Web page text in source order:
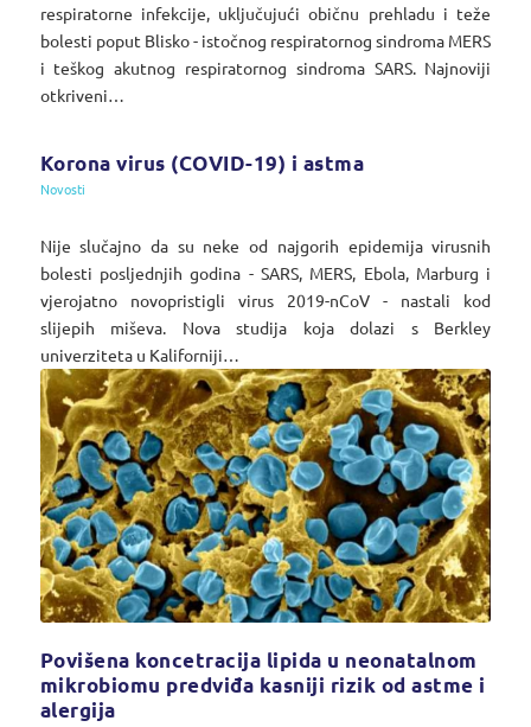
respiratorne infekcije, uključujući običnu prehladu i teže
bolesti poput Blisko - istočnog respiratornog sindroma MERS
i teškog akutnog respiratornog sindroma SARS. Najnoviji
otkriveni…
Korona virus (COVID-19) i astma
Novosti
Nije slučajno da su neke od najgorih epidemija virusnih
bolesti posljednjih godina - SARS, MERS, Ebola, Marburg i
vjerojatno novopristigli virus 2019-nCoV - nastali kod
slijepih miševa. Nova studija koja dolazi s Berkley
univerziteta u Kaliforniji…
Povišena koncetracija lipida u neonatalnom
mikrobiomu predviđa kasniji rizik od astme i
alergija